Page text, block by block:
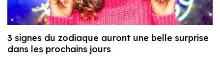
3 signes du zodiaque auront une belle surprise
dans les prochains jours